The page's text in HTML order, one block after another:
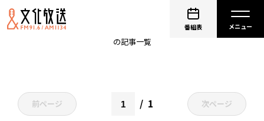
番組表
の記事一覧
前ページ 1 次ページ